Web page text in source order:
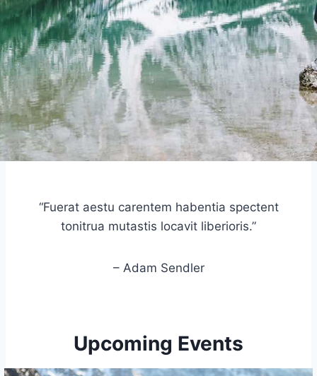
“Fuerat aestu carentem habentia spectent
tonitrua mutastis locavit liberioris.”
– Adam Sendler
Upcoming Events